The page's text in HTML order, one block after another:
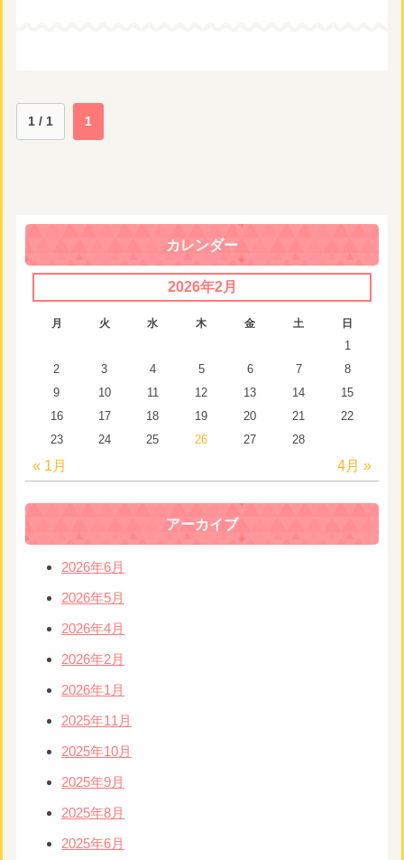
1 / 1 1
カレンダー
2026年2月
月 火 水 木 金 土 日
« 1月 4月 »
1
2
3 4 5 6 7
8
9
10 11 12 13 14
15
16
17 18 19 20 21
22
23
24 25 26 27 28
アーカイブ
2026年6月
2026年5月
2026年4月
2026年2月
2026年1月
2025年11月
2025年10月
2025年9月
2025年8月
2025年6月